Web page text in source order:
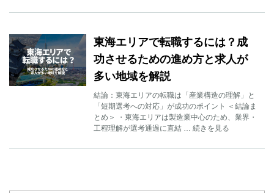
東海エリアで転職するには？成
功させるための進め方と求人が
多い地域を解説
結論：東海エリアの転職は「産業構造の理解」と
「短期選考への対応」が成功のポイント ＜結論ま
とめ＞ ・東海エリアは製造業中心のため、業界・
工程理解が選考通過に直結 … 続きを見る